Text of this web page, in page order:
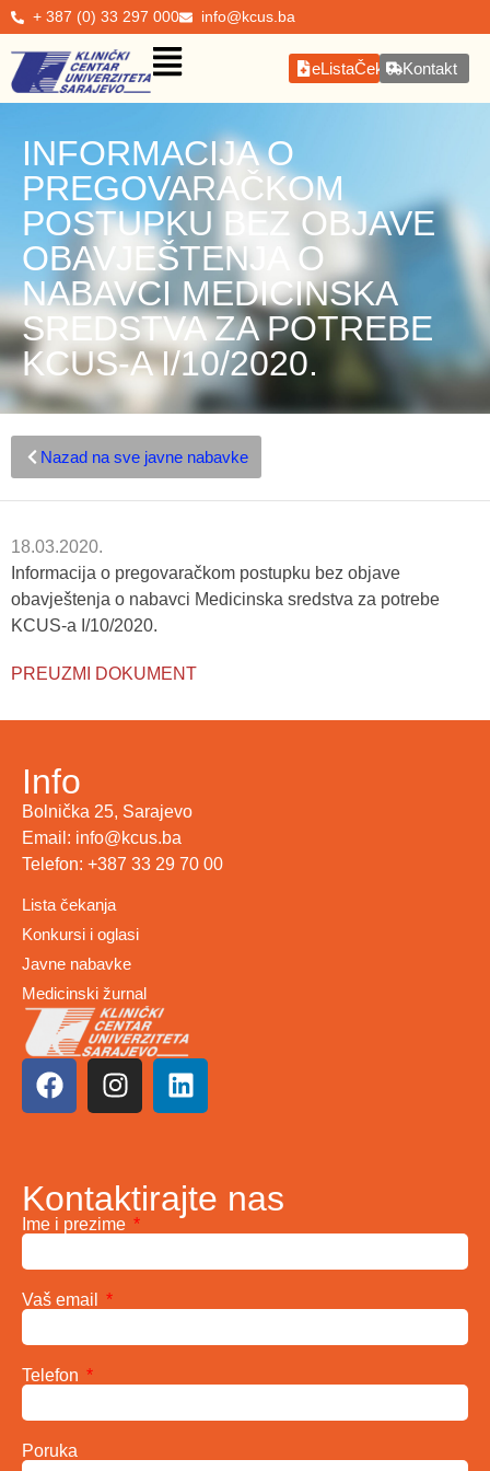
+ 387 (0) 33 297 000 info@kcus.ba
eListaČekanjaKontakt
INFORMACIJA O
PREGOVARAČKOM
POSTUPKU BEZ OBJAVE
OBAVJEŠTENJA O
NABAVCI MEDICINSKA
SREDSTVA ZA POTREBE
KCUS-A I/10/2020.
Nazad na sve javne nabavke
18.03.2020.
Informacija o pregovaračkom postupku bez objave
obavještenja o nabavci Medicinska sredstva za potrebe
KCUS-a I/10/2020.
PREUZMI DOKUMENT
Info
Bolnička 25, Sarajevo
Email: info@kcus.ba
Telefon: +387 33 29 70 00
Lista čekanja
Konkursi i oglasi
Javne nabavke
Medicinski žurnal
Kontaktirajte nas
Ime i prezime
Vaš email
Telefon
Poruka